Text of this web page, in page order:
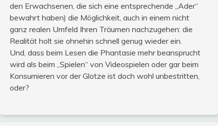
den Erwachsenen, die sich eine entsprechende „Ader“
bewahrt haben) die Möglichkeit, auch in einem nicht
ganz realen Umfeld Ihren Träumen nachzugehen: die
Realität holt sie ohnehin schnell genug wieder ein.
Und, dass beim Lesen die Phantasie mehr beansprucht
wird als beim „Spielen“ von Videospielen oder gar beim
Konsumieren vor der Glotze ist doch wohl unbestritten,
oder?